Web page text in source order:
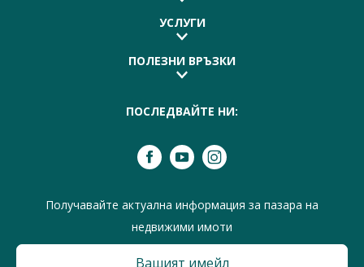
УСЛУГИ
ПОЛЕЗНИ ВРЪЗКИ
ПОСЛЕДВАЙТЕ НИ:
Получавайте актуална информация за пазара на
недвижими имоти